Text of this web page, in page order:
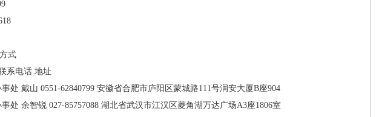
式
系电话 地址
处 戴山 0551-62840799 安徽省合肥市庐阳区蒙城路111号润安大厦B座904
处 余智锐 027-85757088 湖北省武汉市江汉区菱角湖万达广场A3座1806室